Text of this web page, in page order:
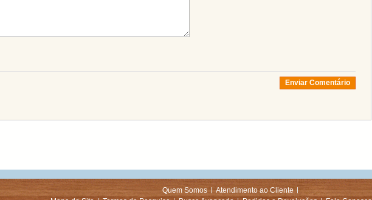
Enviar Comentário
Quem Somos
Atendimento ao Cliente